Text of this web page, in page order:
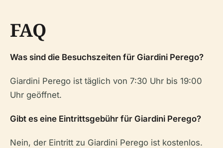
FAQ
Was sind die Besuchszeiten für Giardini Perego?
Giardini Perego ist täglich von 7:30 Uhr bis 19:00
Uhr geöffnet.
Gibt es eine Eintrittsgebühr für Giardini Perego?
Nein, der Eintritt zu Giardini Perego ist kostenlos.